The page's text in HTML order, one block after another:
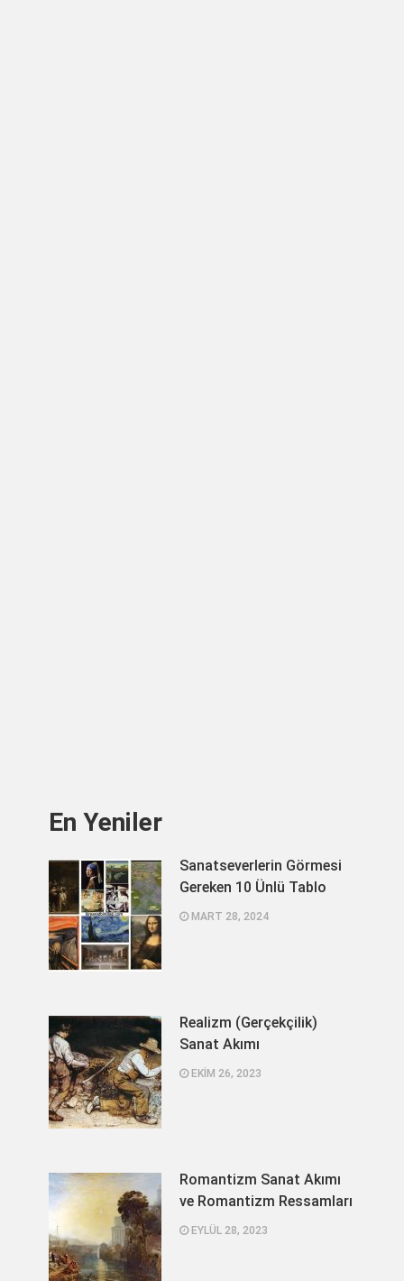
En Yeniler
Sanatseverlerin Görmesi
Gereken 10 Ünlü Tablo
MART 28, 2024
Realizm (Gerçekçilik)
Sanat Akımı
EKIM 26, 2023
Romantizm Sanat Akımı
ve Romantizm Ressamları
EYLÜL 28, 2023